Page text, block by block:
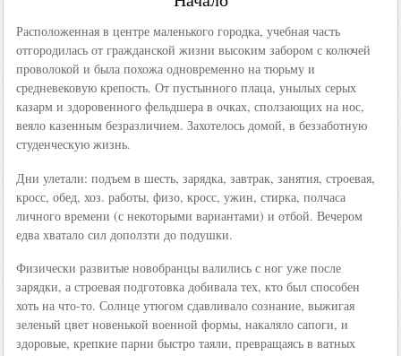
Расположенная в центре маленького городка, учебная часть
отгородилась от гражданской жизни высоким забором с колючей
проволокой и была похожа одновременно на тюрьму и
средневековую крепость. От пустынного плаца, унылых серых
казарм и здоровенного фельдшера в очках, сползающих на нос,
веяло казенным безразличием. Захотелось домой, в беззаботную
студенческую жизнь.
Дни улетали: подъем в шесть, зарядка, завтрак, занятия, строевая,
кросс, обед, хоз. работы, физо, кросс, ужин, стирка, полчаса
личного времени (с некоторыми вариантами) и отбой. Вечером
едва хватало сил доползти до подушки.
Физически развитые новобранцы валились с ног уже после
зарядки, а строевая подготовка добивала тех, кто был способен
хоть на что-то. Солнце утюгом сдавливало сознание, выжигая
зеленый цвет новенькой военной формы, накаляло сапоги, и
здоровые, крепкие парни быстро таяли, превращаясь в ватных